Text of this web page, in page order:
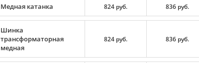
Медная катанка 824 руб. 836 руб.
Шинка
трансформаторная
медная
824 руб. 836 руб.